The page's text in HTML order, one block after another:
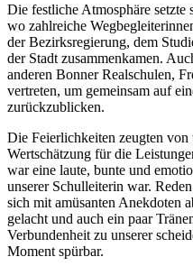
Die festliche Atmosphäre
wo zahlreiche
der Bezirksregierung, dem
der Stadt zusammenkamen.
anderen Bonner Realschulen,
vertreten, um gemeinsam auf
zurückzublicken.
Die Feierlichkeiten zeugten
Wertschätzung für die
war eine laute, bunte und
unserer Schulleiterin war.
sich mit amüsanten Anekdoten
gelacht und auch ein paar
Verbundenheit zu unserer
Moment spürbar.